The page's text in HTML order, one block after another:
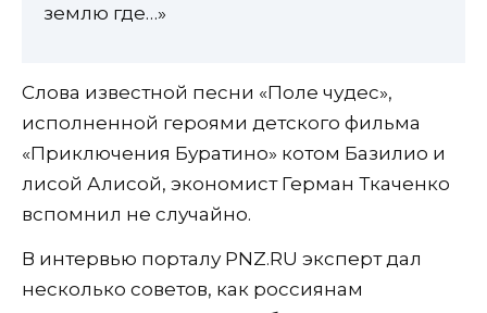
землю где…»
Слова известной песни «Поле чудес»,
исполненной героями детского фильма
«Приключения Буратино» котом Базилио и
лисой Алисой, экономист Герман Ткаченко
вспомнил не случайно.
В интервью порталу PNZ.RU эксперт дал
несколько советов, как россиянам